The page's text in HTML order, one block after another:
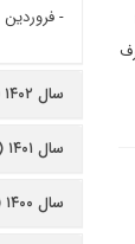
-فروردین
سال ۱۴۰۲ (۱۲۵۳)
سال ۱۴۰۱ (۸۰۷)
سال ۱۴۰۰ (۷۴۰)